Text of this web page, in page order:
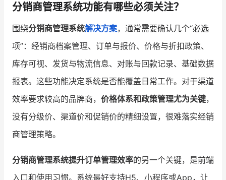
分销商管理系统功能有哪些必须关注？
围绕分销商管理系统解决方案，通常需要确认几个“必选
项”：经销商档案管理、订单与报价、价格与折扣政策、
库存可视、发货与物流信息、对账与回款记录、基础数据
报表。这些功能决定系统是否能覆盖日常工作。对于渠道
效率要求较高的品牌商， 价格体系和政策管理尤为关键，
没有分级价、渠道价和促销价的精细设置，很难落实经销
商管理策略。
分销商管理系统提升订单管理效率的另一个关键，是前端
入口和使用习惯。系统最好支持H5、小程序或App，让